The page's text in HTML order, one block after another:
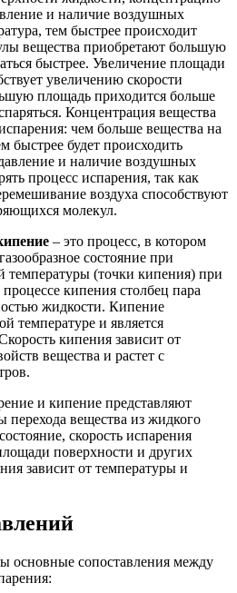
и наличие воздушных
тем быстрее происходит
вещества приобретают большую
быстрее. Увеличение площади
увеличению скорости
площадь приходится больше
Концентрация вещества
чем больше вещества на
быстрее будет происходить
и наличие воздушных
процесс испарения, так как
воздуха способствуют
молекул.
– это процесс, в котором
состояние при
температуры (точки кипения) при
кипения столбец пара
жидкости. Кипение
температуре и является
кипения зависит от
вещества и растет с
и кипение представляют
перехода вещества из жидкого
скорость испарения
поверхности и других
зависит от температуры и
основные сопоставления между